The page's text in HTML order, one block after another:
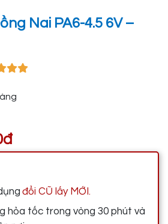
Nai PA6-4.5 6V –
đổi CŨ lấy MỚI.
hỏa tốc trong vòng 30 phút và